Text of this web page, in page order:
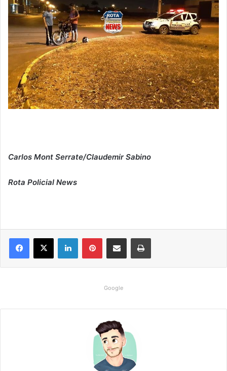
Carlos Mont Serrate/Claudemir Sabino
Rota Policial News
Google